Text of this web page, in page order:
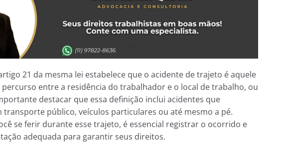
21 da mesma lei estabelece que o acidente de trajeto é aquele
entre a residência do trabalhador e o local de trabalho, ou
destacar que essa definição inclui acidentes que
transporte público, veículos particulares ou até mesmo a pé.
se ferir durante esse trajeto, é essencial registrar o ocorrido e
adequada para garantir seus direitos.